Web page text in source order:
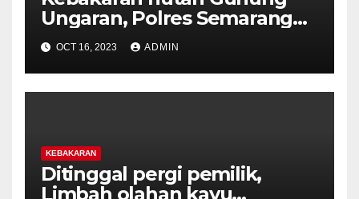
Ungaran, Polres Semarang
tetap monitor
perkembangan.
OCT 16, 2023 ADMIN
KEBAKARAN
Ditinggal pergi pemilik,
Limbah olahan kayu